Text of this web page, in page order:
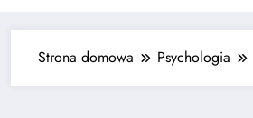
Strona domowa Psychologia